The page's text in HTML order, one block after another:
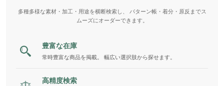
多種多様な素材・加工・用途を横断検索し、 パターン帳・着分・原反までス
ムーズにオーダーできます。
豊富な在庫
常時豊富な商品を掲載。 幅広い選択肢から探せます。
高精度検索